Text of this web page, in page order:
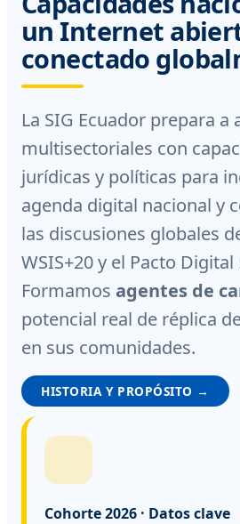
un Internet
conectado
La SIG Ecuador prepara a
multisectoriales con
jurídicas y políticas para
agenda digital nacional y
las discusiones globales
WSIS+20 y el Pacto
Formamos agentes de
potencial real de réplica
en sus comunidades.
HISTORIA Y PROPÓSITO →
Cohorte 2026 · Datos clave